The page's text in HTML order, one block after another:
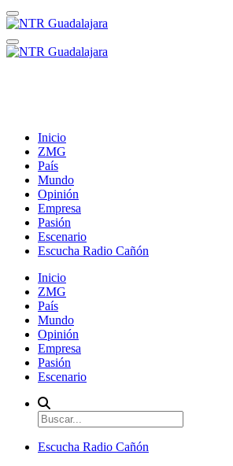
Inicio
ZMG
País
Mundo
Opinión
Empresa
Pasión
Escenario
Escucha Radio Cañón
Inicio
ZMG
País
Mundo
Opinión
Empresa
Pasión
Escenario
Escucha Radio Cañón